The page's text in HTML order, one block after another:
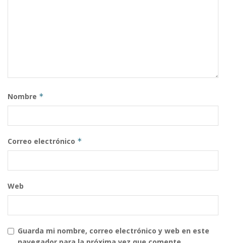
Nombre *
Correo electrónico *
Web
Guarda mi nombre, correo electrónico y web en este